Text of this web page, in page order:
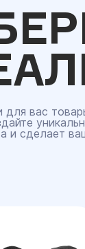
вас
и сделает